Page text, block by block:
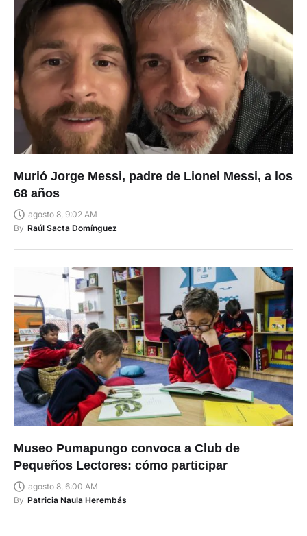
Murió Jorge Messi, padre de Lionel Messi, a los
68 años
agosto 8, 9:02 AM
By Raúl Sacta Domínguez
Museo Pumapungo convoca a Club de
Pequeños Lectores: cómo participar
agosto 8, 6:00 AM
By Patricia Naula Herembás